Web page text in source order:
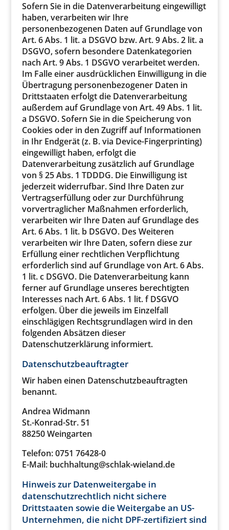
Sofern Sie in die Datenverarbeitung eingewilligt
haben, verarbeiten wir Ihre
personenbezogenen Daten auf Grundlage von
Art. 6 Abs. 1 lit. a DSGVO bzw. Art. 9 Abs. 2 lit. a
DSGVO, sofern besondere Datenkategorien
nach Art. 9 Abs. 1 DSGVO verarbeitet werden.
Im Falle einer ausdrücklichen Einwilligung in die
Übertragung personenbezogener Daten in
Drittstaaten erfolgt die Datenverarbeitung
außerdem auf Grundlage von Art. 49 Abs. 1 lit.
a DSGVO. Sofern Sie in die Speicherung von
Cookies oder in den Zugriff auf Informationen
in Ihr Endgerät (z. B. via Device-Fingerprinting)
eingewilligt haben, erfolgt die
Datenverarbeitung zusätzlich auf Grundlage
von § 25 Abs. 1 TDDDG. Die Einwilligung ist
jederzeit widerrufbar. Sind Ihre Daten zur
Vertragserfüllung oder zur Durchführung
vorvertraglicher Maßnahmen erforderlich,
verarbeiten wir Ihre Daten auf Grundlage des
Art. 6 Abs. 1 lit. b DSGVO. Des Weiteren
verarbeiten wir Ihre Daten, sofern diese zur
Erfüllung einer rechtlichen Verpflichtung
erforderlich sind auf Grundlage von Art. 6 Abs.
1 lit. c DSGVO. Die Datenverarbeitung kann
ferner auf Grundlage unseres berechtigten
Interesses nach Art. 6 Abs. 1 lit. f DSGVO
erfolgen. Über die jeweils im Einzelfall
einschlägigen Rechtsgrundlagen wird in den
folgenden Absätzen dieser
Datenschutzerklärung informiert.
Datenschutz­beauftragter
Wir haben einen Datenschutzbeauftragten
benannt.
Andrea Widmann
St.-Konrad-Str. 51
88250 Weingarten
Telefon: 0751 76428-0
E-Mail: buchhaltung@schlak-wieland.de
Hinweis zur Datenweitergabe in
datenschutzrechtlich nicht sichere
Drittstaaten sowie die Weitergabe an US-
Unternehmen, die nicht DPF-zertifiziert sind